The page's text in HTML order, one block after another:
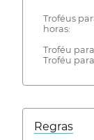
Troféus
horas:
Troféu
Troféu
Regras